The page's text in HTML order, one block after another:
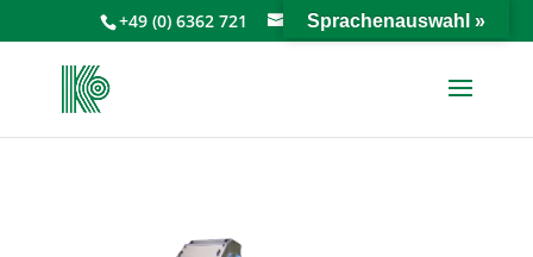
+49 (0) 6362 721 info@keiperkg.de
Sprachenauswahl »